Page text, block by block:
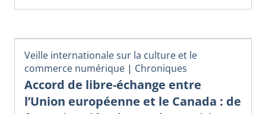
Veille internationale sur la culture et le
commerce numérique | Chroniques
Accord de libre-échange entre
l’Union européenne et le Canada : de